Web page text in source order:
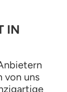
IN
von uns